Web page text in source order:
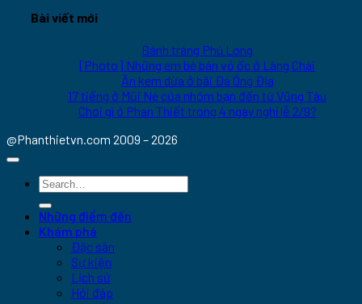
Bài viết mới
Bánh tráng Phú Long
[Photo] Những em bé bán vỏ ốc ở Làng Chài
Ăn kem dừa ở bãi Đá Ông Địa
17 tiếng ở Mũi Né của nhóm bạn đến từ Vũng Tàu
Chơi gì ở Phan Thiết trong 4 ngày nghỉ lễ 2/9?
@Phanthietvn.com 2009 – 2026
Những điểm đến
Khám phá
Đặc sản
Sự kiện
Lịch sử
Hỏi đáp